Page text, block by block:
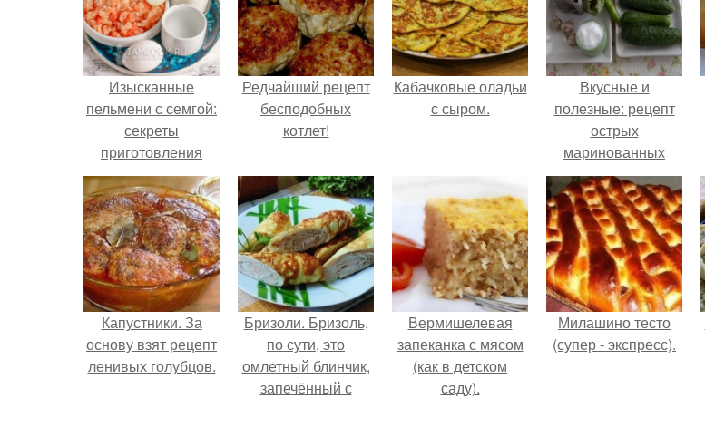
Изысканные
пельмени с семгой:
секреты
приготовления
идеального блюда
Редчайший рецепт
бесподобных
котлет!
Кабачковые оладьи
с сыром.
Вкусные и
полезные: рецепт
острых
маринованных
огурцов без сахара
с яблочным уксусом
Капустники. За
основу взят рецепт
ленивых голубцов.
Бризоли. Бризоль,
по сути, это
омлетный блинчик,
запечённый с
Вермишелевая
запеканка с мясом
(как в детском
саду).
Милашино тесто
(супер - экспресс).